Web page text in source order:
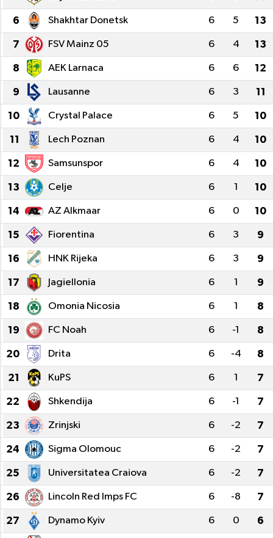
6 Shakhtar Donetsk 6 5 13
7 FSV Mainz 05 6 4 13
8 AEK Larnaca 6 6 12
9 Lausanne 6 3 11
10 Crystal Palace 6 5 10
11 Lech Poznan 6 4 10
12 Samsunspor 6 4 10
13 Celje 6 1 10
14 AZ Alkmaar 6 0 10
15 Fiorentina 6 3 9
16 HNK Rijeka 6 3 9
17 Jagiellonia 6 1 9
18 Omonia Nicosia 6 1 8
19 FC Noah 6 -1 8
20 Drita 6 -4 8
21 KuPS 6 1 7
22 Shkendija 6 -1 7
23 Zrinjski 6 -2 7
24 Sigma Olomouc 6 -2 7
25 Universitatea Craiova 6 -2 7
26 Lincoln Red Imps FC 6 -8 7
27 Dynamo Kyiv 6 0 6